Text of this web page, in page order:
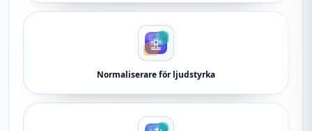
Normaliserare för ljudstyrka